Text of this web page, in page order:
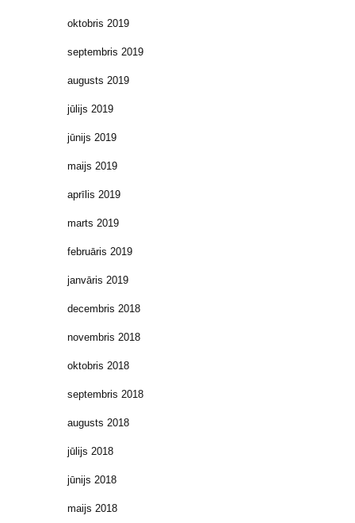
oktobris 2019
septembris 2019
augusts 2019
jūlijs 2019
jūnijs 2019
maijs 2019
aprīlis 2019
marts 2019
februāris 2019
janvāris 2019
decembris 2018
novembris 2018
oktobris 2018
septembris 2018
augusts 2018
jūlijs 2018
jūnijs 2018
maijs 2018